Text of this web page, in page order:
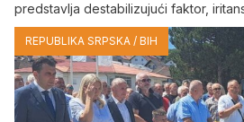
predstavlja destabilizujući faktor,
REPUBLIKA SRPSKA / BIH